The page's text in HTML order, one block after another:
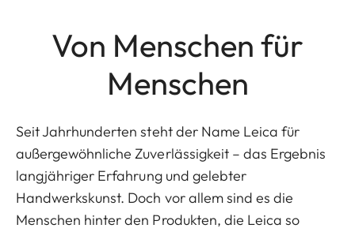
Von Menschen für
Menschen
Seit Jahrhunderten steht der Name Leica für
außergewöhnliche Zuverlässigkeit – das Ergebnis
langjähriger Erfahrung und gelebter
Handwerkskunst. Doch vor allem sind es die
Menschen hinter den Produkten, die Leica so